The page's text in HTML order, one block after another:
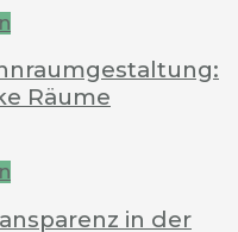
Räume
in der